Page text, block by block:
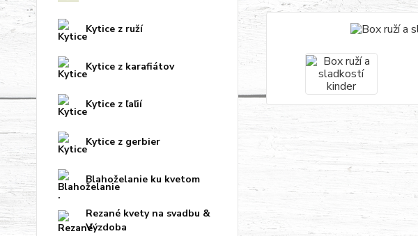
Kytice z ruží
Kytice z karafiátov
Kytice z ľaľií
Kytice z gerbier
Blahoželanie ku kvetom
Rezané kvety na svadbu &
Výzdoba